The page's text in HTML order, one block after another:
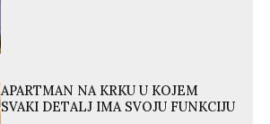
APARTMAN NA KRKU U KOJEM
SVAKI DETALJ IMA SVOJU FUNKCIJU